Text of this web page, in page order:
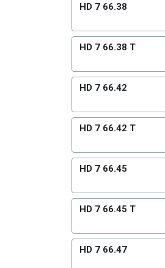
HD 7 66.38
HD 7 66.38 T
HD 7 66.42
HD 7 66.42 T
HD 7 66.45
HD 7 66.45 T
HD 7 66.47